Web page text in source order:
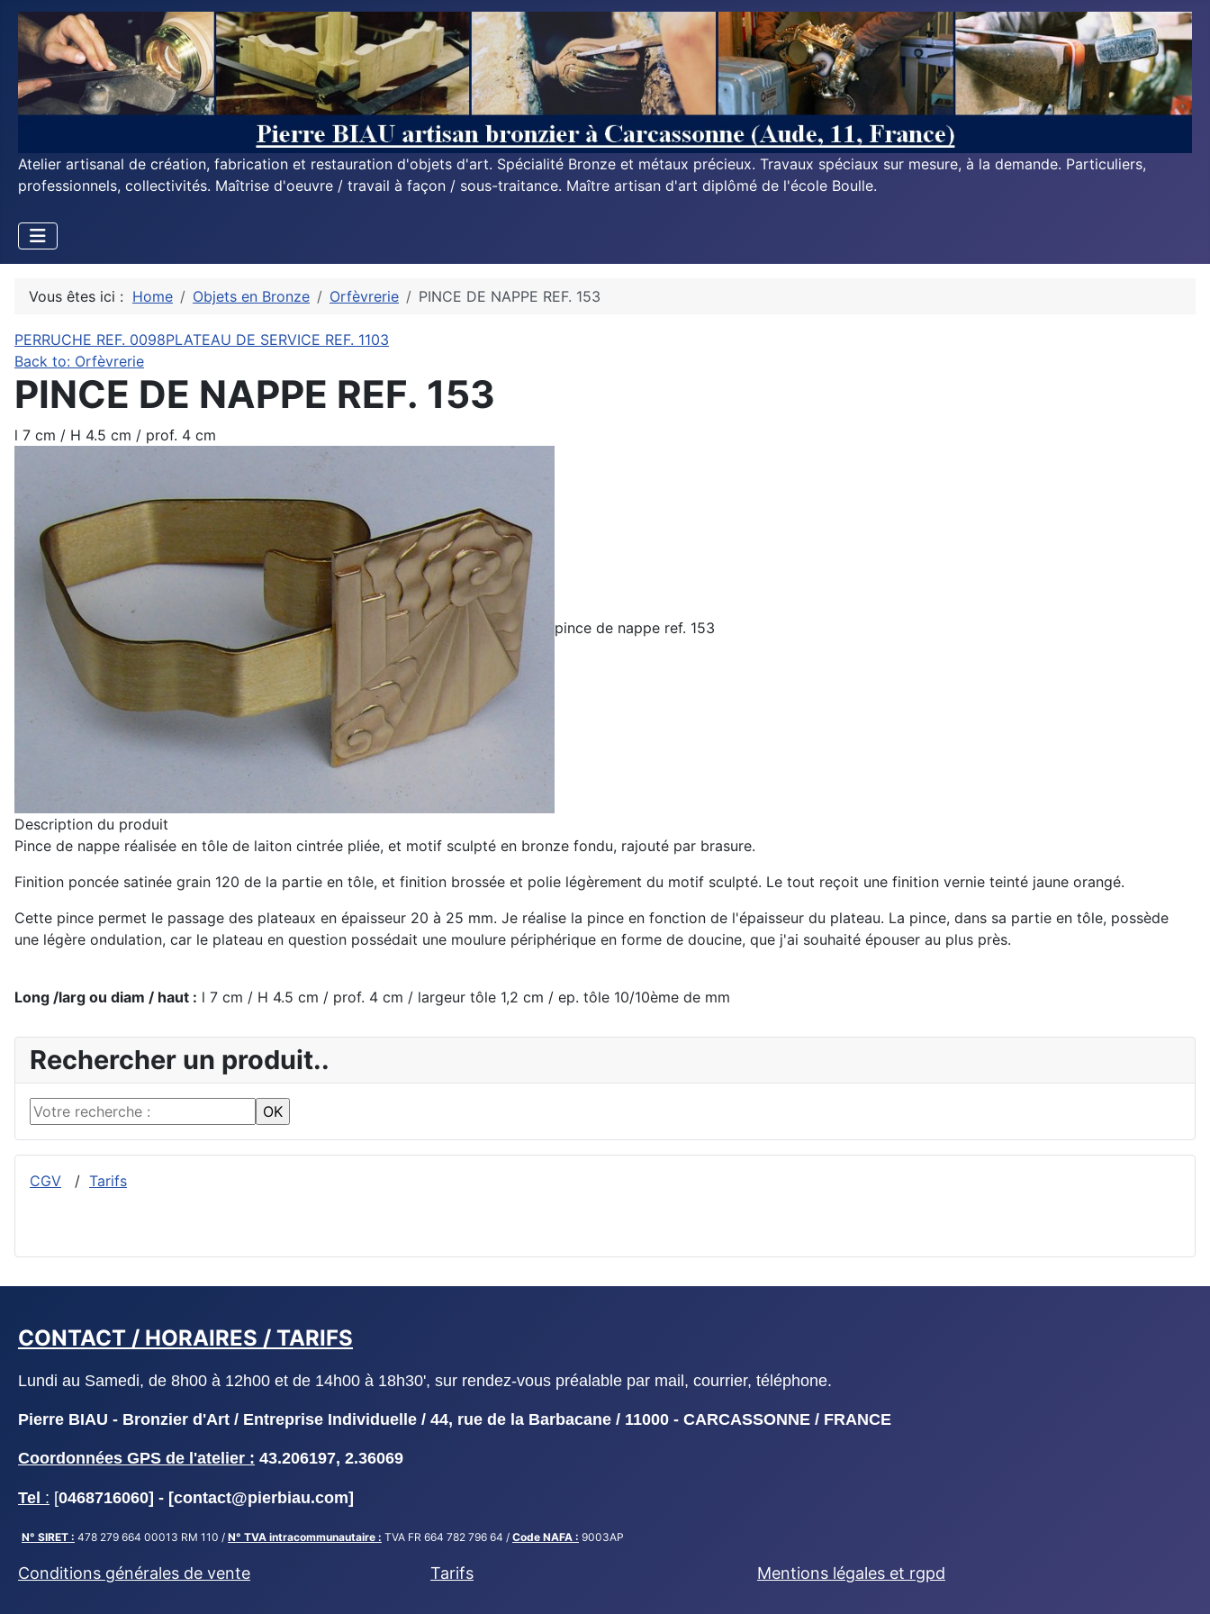
Atelier artisanal de création, fabrication et restauration d'objets d'art. Spécialité Bronze et métaux précieux. Travaux spéciaux sur mesure, à la demande. Particuliers,
professionnels, collectivités. Maîtrise d'oeuvre / travail à façon / sous-traitance. Maître artisan d'art diplômé de l'école Boulle.
Rechercher un produit..
CGV / Tarifs
Vous êtes ici : Home Objets en Bronze Orfèvrerie PINCE DE NAPPE REF. 153
PERRUCHE REF. 0098PLATEAU DE SERVICE REF. 1103
Back to: Orfèvrerie
PINCE DE NAPPE REF. 153
l 7 cm / H 4.5 cm / prof. 4 cm
pince de nappe ref. 153
Description du produit
Pince de nappe réalisée en tôle de laiton cintrée pliée, et motif sculpté en bronze fondu, rajouté par brasure.
Finition poncée satinée grain 120 de la partie en tôle, et finition brossée et polie légèrement du motif sculpté. Le tout reçoit une finition vernie teinté jaune orangé.
Cette pince permet le passage des plateaux en épaisseur 20 à 25 mm. Je réalise la pince en fonction de l'épaisseur du plateau. La pince, dans sa partie en tôle, possède
une légère ondulation, car le plateau en question possédait une moulure périphérique en forme de doucine, que j'ai souhaité épouser au plus près.
Long /larg ou diam / haut : l 7 cm / H 4.5 cm / prof. 4 cm / largeur tôle 1,2 cm / ep. tôle 10/10ème de mm
CONTACT / HORAIRES / TARIFS
Lundi au Samedi, de 8h00 à 12h00 et de 14h00 à 18h30', sur rendez-vous préalable par mail, courrier, téléphone.
Pierre BIAU - Bronzier d'Art / Entreprise Individuelle / 44, rue de la Barbacane / 11000 - CARCASSONNE / FRANCE
Coordonnées GPS de l'atelier : 43.206197, 2.36069
Tel : [0468716060] - [contact@pierbiau.com]
N° SIRET : 478 279 664 00013 RM 110 / N° TVA intracommunautaire : TVA FR 664 782 796 64 / Code NAFA : 9003AP
Conditions générales de vente Tarifs Mentions légales et rgpd